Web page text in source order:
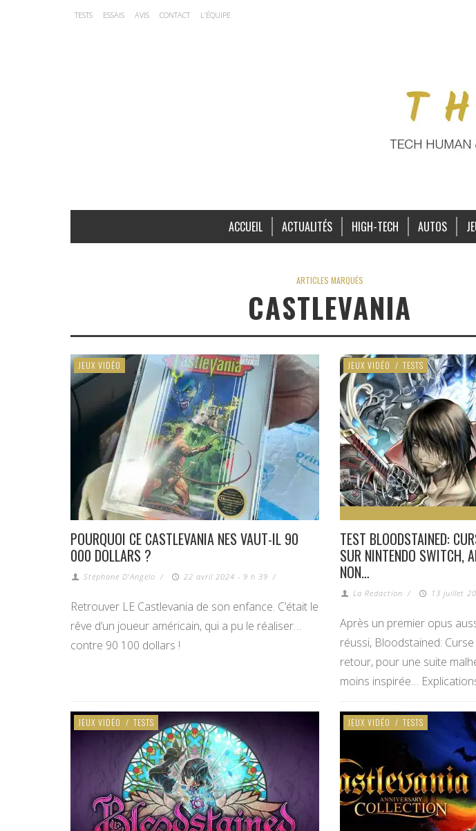
TESTS ESSAIS AVIS CONTACT L’ÉQUIPE
ACCUEIL ACTUALITÉS HIGH-TECH AUTOS
ARTICLES MARQUÉS
CASTLEVANIA
JEUX VIDÉO
POURQUOI CE CASTLEVANIA NES VAUT-IL 90
000 DOLLARS ?
Stéphane D'Angelo / 22 avril 2024 - 9 h 39 /
Retrouver LE Castlevania de son enfance. C’était le
rêve d’un joueur américain, qui a pu le réaliser…
contre 90 100 dollars !
JEUX VIDÉO / TESTS
TEST BLOODSTAINED:
SUR NINTENDO SWITCH,
NON…
La Redaction / 13 juillet
Après un premier opus
réussi, Bloodstained:
retour, pour une suite
moins inspirée…
JEUX VIDÉO / TESTS JEUX VIDÉO / TESTS